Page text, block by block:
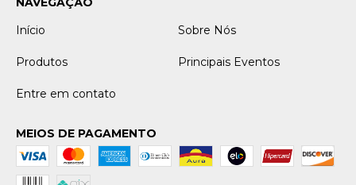
Início
Sobre Nós
Produtos Principais Eventos
Entre em contato
MEIOS DE PAGAMENTO